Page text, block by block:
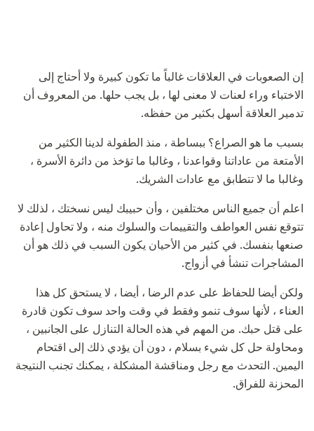
إن الصعوبات في العلاقات غالباً ما تكون كبيرة ولا أحتاج إلى
الاختباء وراء لعنات لا معنى لها ، بل يجب حلها. من المعروف أن
تدمير العلاقة أسهل بكثير من حفظه.
بسبب ما هو الصراع؟ ببساطة ، منذ الطفولة لدينا الكثير من
الأمتعة من عاداتنا وقواعدنا ، وغالبا ما تؤخذ من دائرة الأسرة ،
وغالبا ما لا تتطابق مع عادات الشريك.
اعلم أن جميع الناس مختلفين ، وأن حبيبك ليس نسختك ، لذلك لا
تتوقع نفس العواطف والتقييمات والسلوك منه ، ولا تحاول إعادة
صنعها بنفسك. في كثير من الأحيان يكون السبب في ذلك هو أن
المشاجرات تنشأ في أزواج.
ولكن أيضا للحفاظ على عدم الرضا ، أيضا ، لا يستحق كل هذا
العناء ، لأنها سوف تنمو وفقط في وقت واحد سوف تكون قادرة
على قتل حبك. من المهم في هذه الحالة التنازل على الجانبين ،
ومحاولة حل كل شيء بسلام ، دون أن يؤدي ذلك إلى اقتحام
اليمين. التحدث مع رجل ومناقشة المشكلة ، يمكنك تجنب النتيجة
المحزنة للفراق.